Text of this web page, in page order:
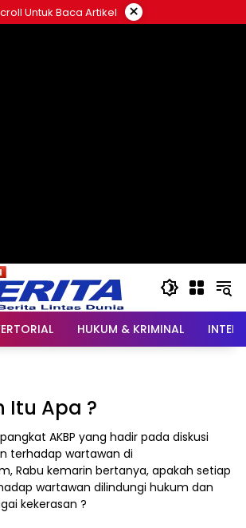
Untuk Baca Artikel ×
HUKUM & KRIMINAL
Itu Apa ?
AKBP yang hadir pada diskusi
terhadap wartawan di
Rabu kemarin bertanya, apakah setiap
wartawan dilindungi hukum dan
kekerasan ?